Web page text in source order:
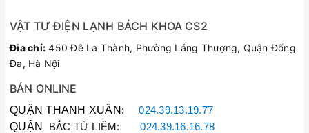
VẬT TƯ ĐIỆN LẠNH BÁCH KHOA CS2
Đia chỉ: 450 Đê La Thành, Phường Láng Thượng, Quận Đống
Đa, Hà Nội
BÁN ONLINE
QUẬN THANH XUÂN :024.39.13.19.77
QUẬN BẮC TỪ LIÊM:024.39.16.16.78